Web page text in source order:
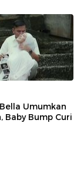
Umumkan
Baby Bump Curi